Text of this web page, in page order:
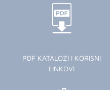
PDF KATALOZI I KORISNI
LINKOVI